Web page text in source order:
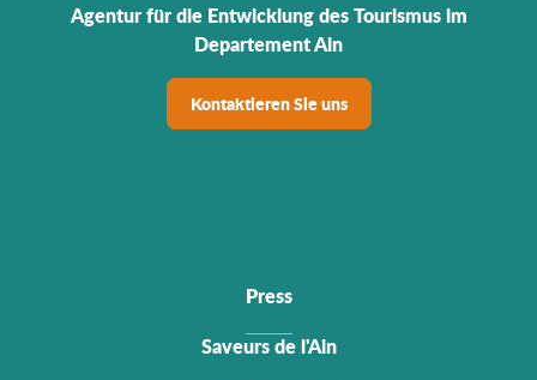
Agentur für die Entwicklung des Tourismus im
Departement Ain
Kontaktieren Sie uns
Press
Saveurs de l'Ain